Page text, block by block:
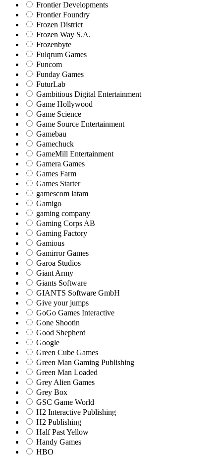
Frontier Developments
Frontier Foundry
Frozen District
Frozen Way S.A.
Frozenbyte
Fulqrum Games
Funcom
Funday Games
FuturLab
Gambitious Digital Entertainment
Game Hollywood
Game Science
Game Source Entertainment
Gamebau
Gamechuck
GameMill Entertainment
Gamera Games
Games Farm
Games Starter
gamescom latam
Gamigo
gaming company
Gaming Corps AB
Gaming Factory
Gamious
Gamirror Games
Garoa Studios
Giant Army
Giants Software
GIANTS Software GmbH
Give your jumps
GoGo Games Interactive
Gone Shootin
Good Shepherd
Google
Green Cube Games
Green Man Gaming Publishing
Green Man Loaded
Grey Alien Games
Grey Box
GSC Game World
H2 Interactive Publishing
H2 Publishing
Half Past Yellow
Handy Games
HBO